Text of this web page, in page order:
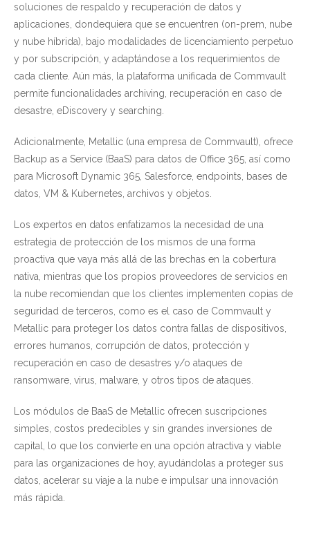
soluciones de respaldo y recuperación de datos y
aplicaciones, dondequiera que se encuentren (on-prem, nube
y nube híbrida), bajo modalidades de licenciamiento perpetuo
y por subscripción, y adaptándose a los requerimientos de
cada cliente. Aún más, la plataforma unificada de Commvault
permite funcionalidades archiving, recuperación en caso de
desastre, eDiscovery y searching.
Adicionalmente, Metallic (una empresa de Commvault), ofrece
Backup as a Service (BaaS) para datos de Office 365, así como
para Microsoft Dynamic 365, Salesforce, endpoints, bases de
datos, VM & Kubernetes, archivos y objetos.
Los expertos en datos enfatizamos la necesidad de una
estrategia de protección de los mismos de una forma
proactiva que vaya más allá de las brechas en la cobertura
nativa, mientras que los propios proveedores de servicios en
la nube recomiendan que los clientes implementen copias de
seguridad de terceros, como es el caso de Commvault y
Metallic para proteger los datos contra fallas de dispositivos,
errores humanos, corrupción de datos, protección y
recuperación en caso de desastres y/o ataques de
ransomware, virus, malware, y otros tipos de ataques.
Los módulos de BaaS de Metallic ofrecen suscripciones
simples, costos predecibles y sin grandes inversiones de
capital, lo que los convierte en una opción atractiva y viable
para las organizaciones de hoy, ayudándolas a proteger sus
datos, acelerar su viaje a la nube e impulsar una innovación
más rápida.